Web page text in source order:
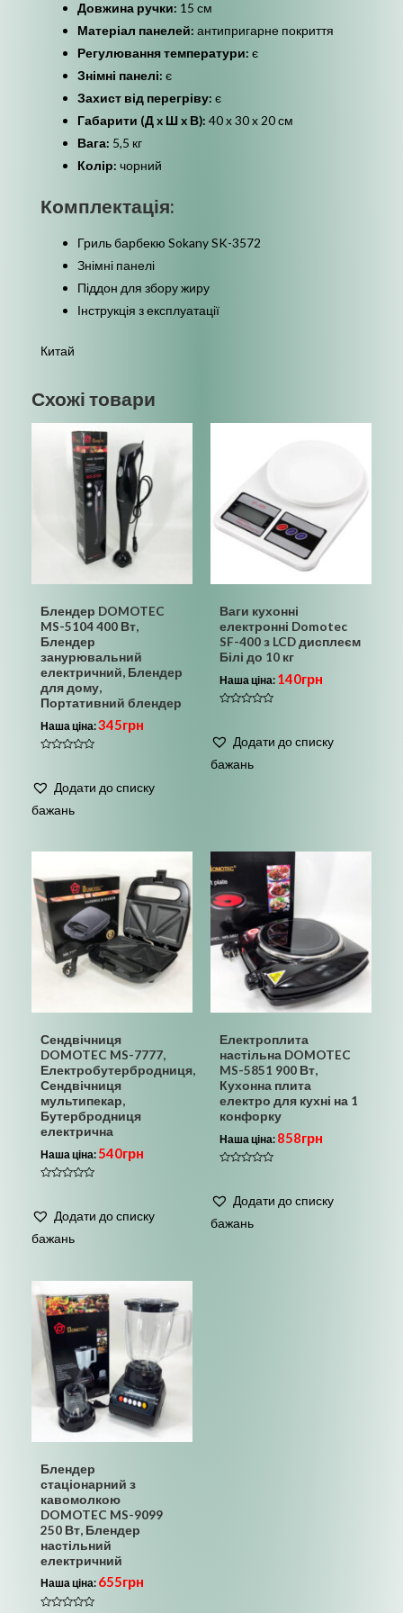
Довжина ручки: 15 см
Матеріал панелей: антипригарне покриття
Регулювання температури: є
Знімні панелі: є
Захист від перегріву: є
Габарити (Д x Ш x В): 40 x 30 x 20 см
Вага: 5,5 кг
Колір: чорний
Комплектація:
Гриль барбекю Sokany SK-3572
Знімні панелі
Піддон для збору жиру
Інструкція з експлуатації
Китай
Схожі товари
Блендер DOMOTEC
MS-5104 400 Вт,
Блендер
занурювальний
електричний, Блендер
для дому,
Портативний блендер
Наша ціна:345грн
з
Додати до списку
бажань
Ваги кухонні
електронні Domotec
SF-400 з LCD дисплеєм
Білі до 10 кг
Наша ціна: 140грн
з
Додати до списку
бажань
Сендвічниця
DOMOTEC MS-7777,
Електробутербродниця,
Сендвічниця
мультипекар,
Бутербродниця
електрична
Наша ціна: 540грн
з
Додати до списку
бажань
Електроплита
настільна DOMOTEC
MS-5851 900 Вт,
Кухонна плита
електро для кухні на 1
конфорку
Наша ціна: 858грн
з
Додати до списку
бажань
Блендер
стаціонарний з
кавомолкою
DOMOTEC MS-9099
250 Вт, Блендер
настільний
електричний
Наша ціна: 655грн